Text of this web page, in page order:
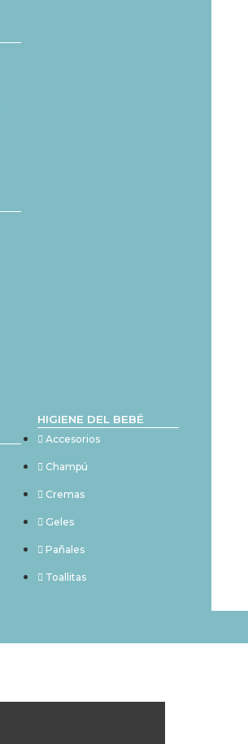
HIGIENE DEL BEBÉ
Accesorios
Champú
Cremas
Geles
Pañales
Toallitas